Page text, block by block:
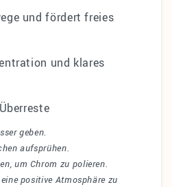
und fördert freies
und klares
geben.
aufsprühen.
um Chrom zu polieren.
positive Atmosphäre zu